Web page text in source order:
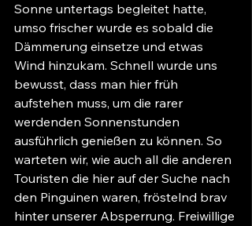
Sonne untertags begleitet hatte,
umso frischer wurde es sobald die
Dämmerung einsetze und etwas
Wind hinzukam. Schnell wurde uns
bewusst, dass man hier früh
aufstehen muss, um die rarer
werdenden Sonnenstunden
ausführlich genießen zu können. So
warteten wir, wie auch all die anderen
Touristen die hier auf der Suche nach
den Pinguinen waren, fröstelnd brav
hinter unserer Absperrung. Freiwillige